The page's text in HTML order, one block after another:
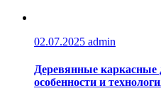
02.07.2025 admin
Деревянные
особенности и